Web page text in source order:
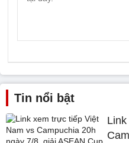
Tin nổi bật